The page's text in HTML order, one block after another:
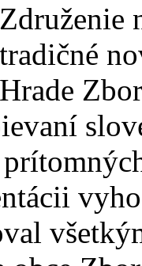
Združenie
tradičné
Hrade